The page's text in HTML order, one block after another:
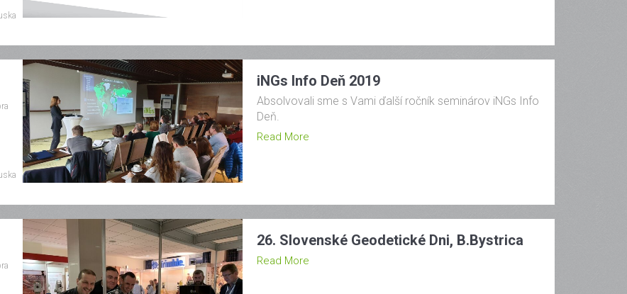
iNGs Info Deň 2019
Absolvovali sme s Vami ďalší ročník seminárov iNGs Info
Deň.
Read More
26. Slovenské Geodetické Dni, B.Bystrica
Read More